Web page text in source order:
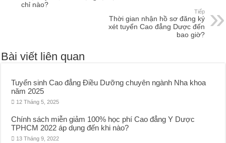
chỉ nào?
Tiếp
Thời gian nhận hồ sơ đăng ký
xét tuyển Cao đẳng Dược đến
bao giờ?
Bài viết liên quan
Tuyển sinh Cao đẳng Điều Dưỡng chuyên ngành Nha khoa
năm 2025
12 Tháng 5, 2025
Chính sách miễn giảm 100% học phí Cao đẳng Y Dược
TPHCM 2022 áp dụng đến khi nào?
13 Tháng 9, 2022